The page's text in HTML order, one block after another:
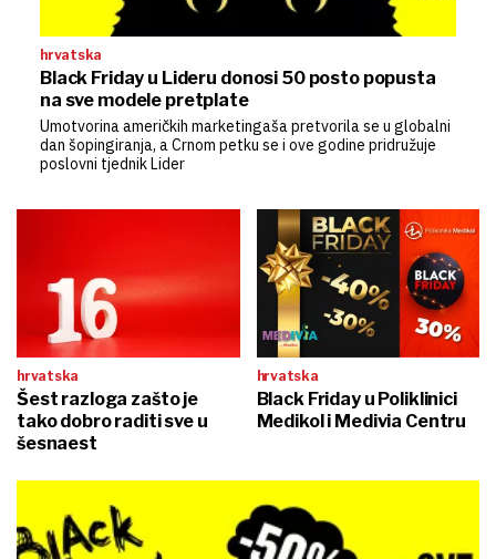
hrvatska
Black Friday u Lideru donosi 50 posto popusta
na sve modele pretplate
Umotvorina američkih marketingaša pretvorila se u globalni
dan šopingiranja, a Crnom petku se i ove godine pridružuje
poslovni tjednik Lider
hrvatska
Šest razloga zašto je
tako dobro raditi sve u
šesnaest
hrvatska
Black Friday u Poliklinici
Medikol i Medivia Centru